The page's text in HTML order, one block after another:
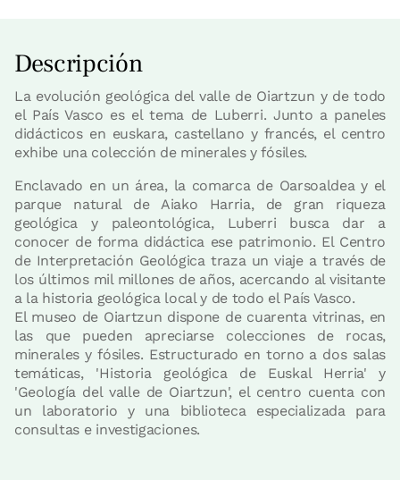
Descripción
La evolución geológica del valle de Oiartzun y de todo
el País Vasco es el tema de Luberri. Junto a paneles
didácticos en euskara, castellano y francés, el centro
exhibe una colección de minerales y fósiles.
Enclavado en un área, la comarca de Oarsoaldea y el
parque natural de Aiako Harria, de gran riqueza
geológica y paleontológica, Luberri busca dar a
conocer de forma didáctica ese patrimonio. El Centro
de Interpretación Geológica traza un viaje a través de
los últimos mil millones de años, acercando al visitante
a la historia geológica local y de todo el País Vasco.
El museo de Oiartzun dispone de cuarenta vitrinas, en
las que pueden apreciarse colecciones de rocas,
minerales y fósiles. Estructurado en torno a dos salas
temáticas, 'Historia geológica de Euskal Herria' y
'Geología del valle de Oiartzun', el centro cuenta con
un laboratorio y una biblioteca especializada para
consultas e investigaciones.